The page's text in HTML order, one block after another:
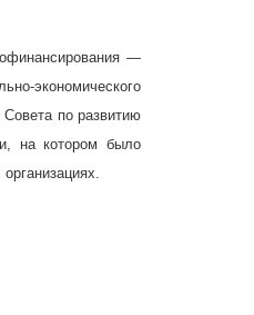
—
экономического
по развитию
на котором было